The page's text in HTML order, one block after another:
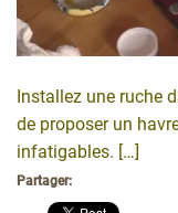
Installez une ruche
de proposer un
infatigables. […]
Partager: